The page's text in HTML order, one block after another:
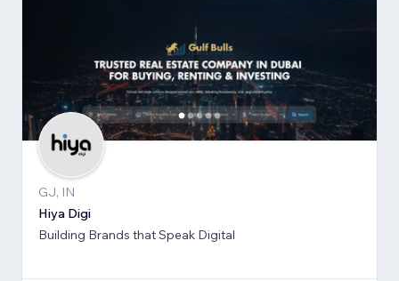
GJ, IN
Hiya Digi
Building Brands that Speak Digital